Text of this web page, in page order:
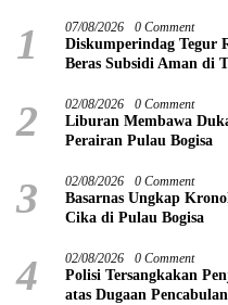
1 07/08/2026 0 Comment
Diskumperindag Tegur
Beras Subsidi Aman di
2 02/08/2026 0 Comment
Liburan Membawa
Perairan Pulau Bogisa
3 02/08/2026 0 Comment
Basarnas Ungkap
Cika di Pulau Bogisa
4 02/08/2026 0 Comment
Polisi Tersangkakan
atas Dugaan